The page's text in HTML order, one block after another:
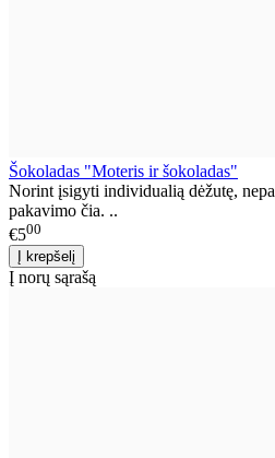
Šokoladas "Moteris ir šokoladas"
Norint įsigyti individualią dėžutę,
pakavimo čia. ..
€500
Į norų sąrašą